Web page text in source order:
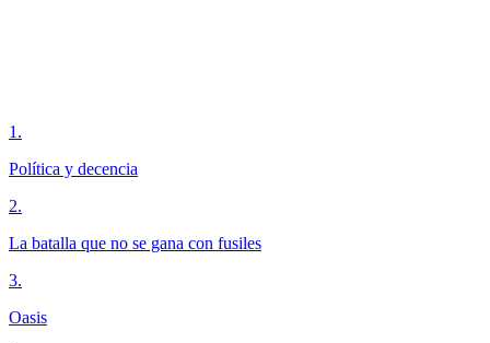
1 .
Política y decencia
2.
La batalla que no se gana con fusiles
3.
Oasis